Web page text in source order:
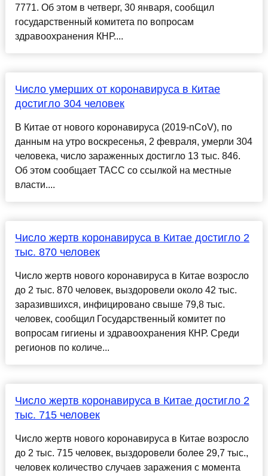
7771. Об этом в четверг, 30 января, сообщил
государственный комитета по вопросам
здравоохранения КНР....
Число умерших от коронавируса в Китае
достигло 304 человек
В Китае от нового коронавируса (2019-nCoV), по
данным на утро воскресенья, 2 февраля, умерли 304
человека, число зараженных достигло 13 тыс. 846.
Об этом сообщает ТАСС со ссылкой на местные
власти....
Число жертв коронавируса в Китае достигло 2
тыс. 870 человек
Число жертв нового коронавируса в Китае возросло
до 2 тыс. 870 человек, выздоровели около 42 тыс.
заразившихся, инфицировано свыше 79,8 тыс.
человек, сообщил Государственный комитет по
вопросам гигиены и здравоохранения КНР. Среди
регионов по количе...
Число жертв коронавируса в Китае достигло 2
тыс. 715 человек
Число жертв нового коронавируса в Китае возросло
до 2 тыс. 715 человек, выздоровели более 29,7 тыс.,
человек количество случаев заражения с момента